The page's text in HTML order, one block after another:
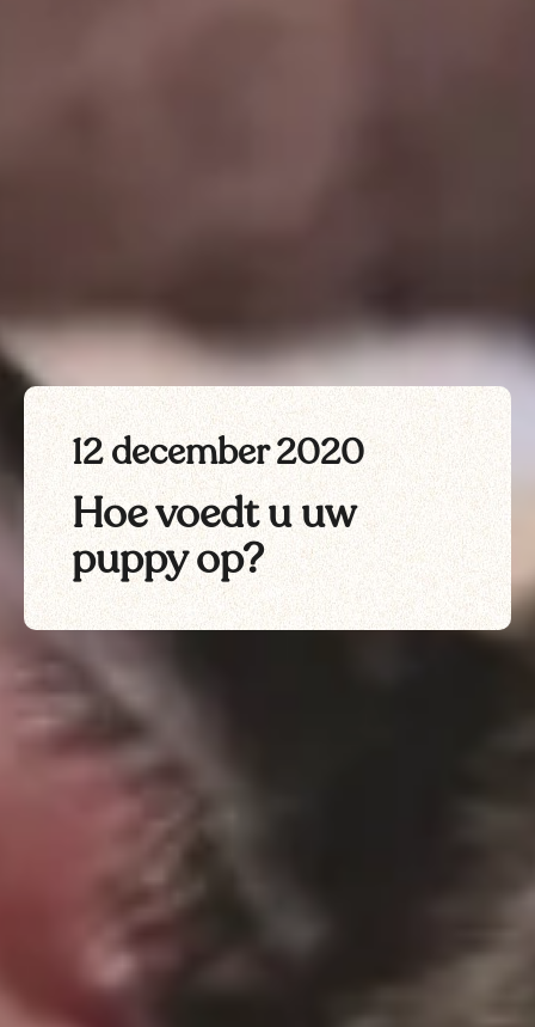
12 december 2020
Hoe voedt u uw
puppy op?